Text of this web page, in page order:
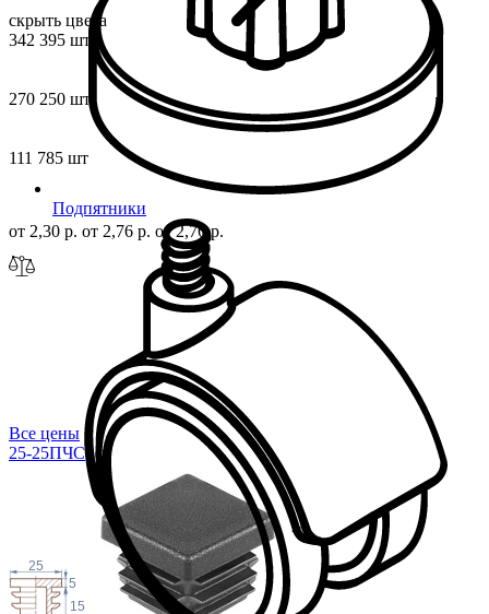
Подпятники
скрыть цвета
342 395 шт
270 250 шт
111 785 шт
от 2,30 р. от 2,76 р. от 2,76 р.
Все цены
25-25ПЧС
5
15
25